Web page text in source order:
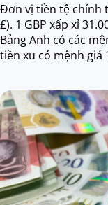
Đơn vị tiền tệ chính
£). 1 GBP xấp xỉ
Bảng Anh có các
tiền xu có mệnh giá